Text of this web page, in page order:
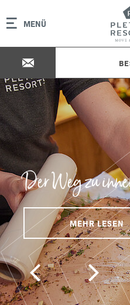
MENÜ
Der Weg zu
MEHR LESEN